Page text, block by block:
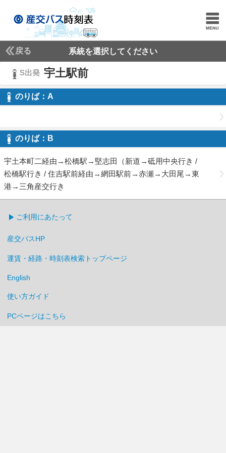
戻る 系統を選択してください
S出発 宇土駅前
のりば： A
A
のりば： B
B
宇土本町二経由→松橋駅→堅志田（新道→砥用中央行き /
松橋駅行き / 住吉駅前経由→網田駅前→赤瀬→大田尾→東
港→三角産交行き
ご利用にあたって
産交バスHP
運賃・経路・時刻表検索トップページ
English
使い方ガイド
PCページはこちら